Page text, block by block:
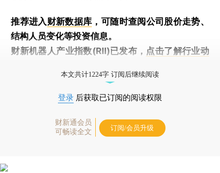
推荐进入财新数据库 ，可随时查阅公司股价走势、
结构人员变化等投资信息。
财新机器人产业指数(RII)已发布， 点击了解行业动
本文共计1224字 订阅后继续阅读
登录 后获取已订阅的阅读权限
财新通会员
可畅读全文
订阅/会员升级